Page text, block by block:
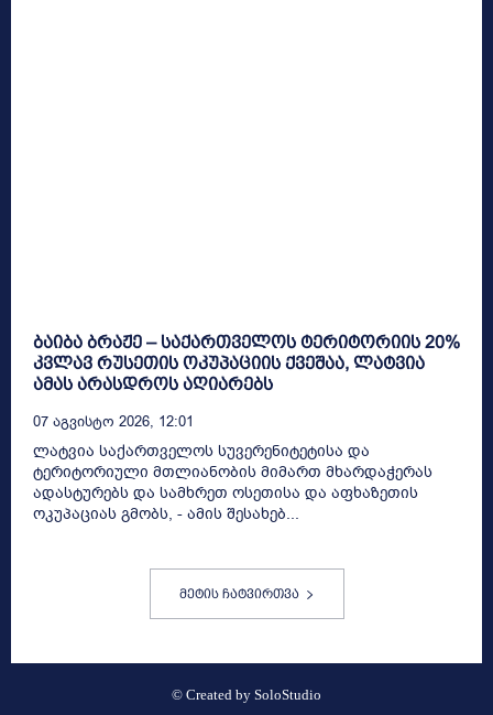
ბაიბა ბრაჟე – საქართველოს ტერიტორიის 20%
კვლავ რუსეთის ოკუპაციის ქვეშაა, ლატვია
ამას არასდროს აღიარებს
07 Აგვისტო 2026, 12:01
ლატვია საქართველოს სუვერენიტეტისა და
ტერიტორიული მთლიანობის მიმართ მხარდაჭერას
ადასტურებს და სამხრეთ ოსეთისა და აფხაზეთის
ოკუპაციას გმობს, - ამის შესახებ...
მეტის ჩატვირთვა
© Created by SoloStudio